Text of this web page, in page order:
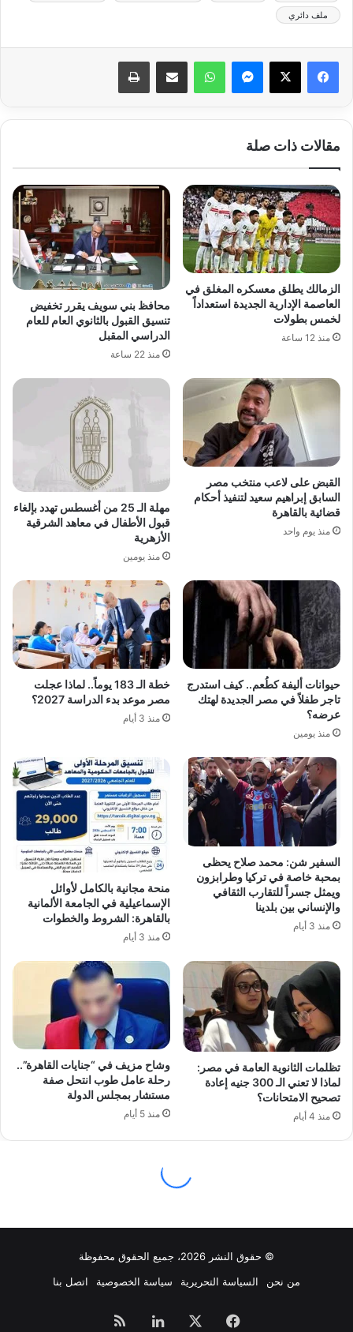
© حقوق النشر 2026، جميع الحقوق محفوظة
من نحن
السياسة التحريرية سياسة الخصوصية اتصل بنا
فيسبوك لينكدإنملخص